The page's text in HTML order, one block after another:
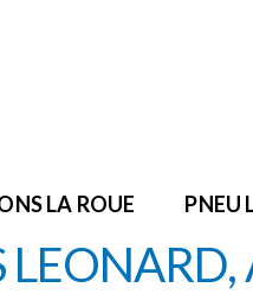
LA ROUE PNEU